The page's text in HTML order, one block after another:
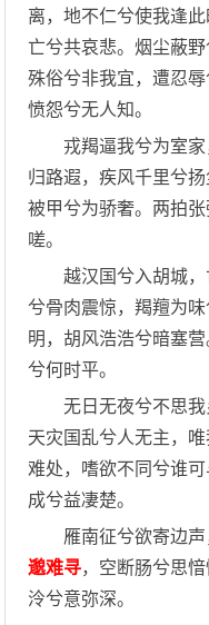
离，地不仁兮使我逢
亡兮共哀悲。烟尘蔽
殊俗兮非我宜，遭忍
愤怨兮无人知。
戎羯逼我兮为室家
归路遐，疾风千里兮
被甲兮为骄奢。两拍
嗟。
越汉国兮入胡城，
兮骨肉震惊，羯羶为
明，胡风浩浩兮暗塞
兮何时平。
无日无夜兮不思我
天灾国乱兮人无主，
难处，嗜欲不同兮谁
成兮益凄楚。
雁南征兮欲寄边声
邈难寻，空断肠兮思
泠兮意弥深。